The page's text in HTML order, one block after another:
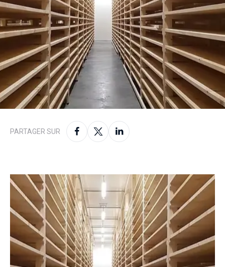
PARTAGER SUR